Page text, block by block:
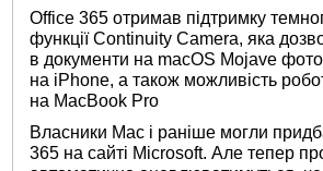
Office 365 отримав підтримку
функції Continuity Camera, яка
в документи на macOS Mojave
на iPhone, а також можливість
на MacBook Pro
Власники Mac і раніше могли
365 на сайті Microsoft. Але тепер